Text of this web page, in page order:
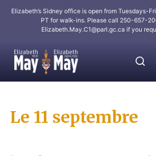
Elizabeth’s Sidney office is open from Tuesdays-
PT for walk-ins. Please call 250-657-
Elizabeth.May.C1@parl.gc.ca if you
Le 11 septembre